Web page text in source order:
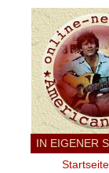
IN EIGENER
Startseite